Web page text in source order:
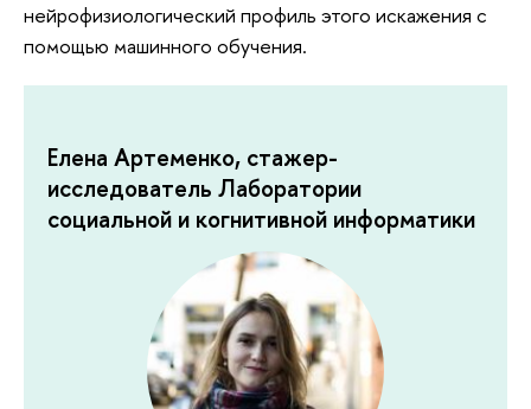
нейрофизиологический профиль этого искажения с
помощью машинного обучения.
Елена Артеменко, стажер-
исследователь Лаборатории
социальной и когнитивной информатики